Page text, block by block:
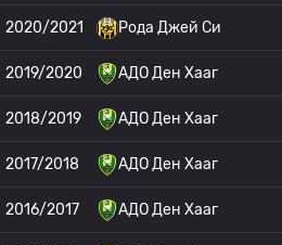
2020/2021 Рода Джей Си
2019/2020 АДО Ден Хааг
2018/2019 АДО Ден Хааг
2017/2018 АДО Ден Хааг
2016/2017 АДО Ден Хааг